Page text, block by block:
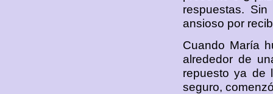
respuestas.
ansioso por
Cuando María
alrededor de
repuesto ya de
seguro,